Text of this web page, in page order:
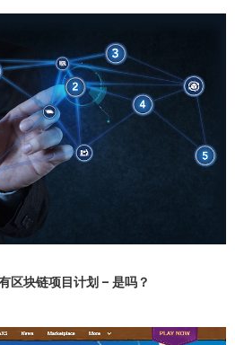
区块链项目计划 – 是吗？